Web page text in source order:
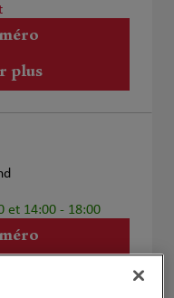
plus
et 14:00 - 18:00